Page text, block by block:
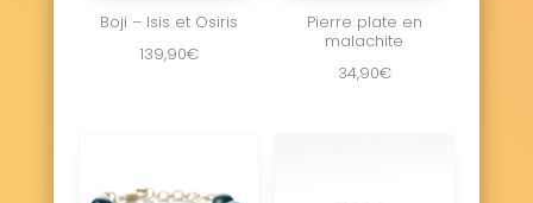
Boji – Isis et Osiris
139,90€
Pierre plate en
malachite
34,90€